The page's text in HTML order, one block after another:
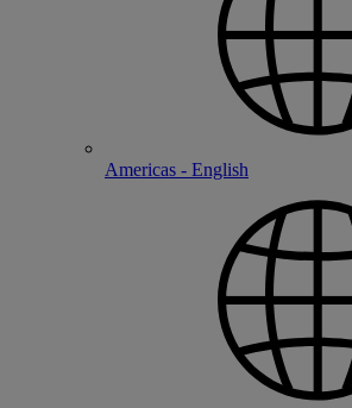
Americas - English